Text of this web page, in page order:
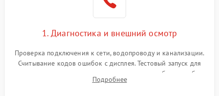
1. Диагностика и внешний осмотр
Проверка подключения к сети, водопроводу и канализации.
Считывание кодов ошибок с дисплея. Тестовый запуск для
выявления посторонних шумов, протечек или сбоев в работе
электронного модуля управления.
Подробнее